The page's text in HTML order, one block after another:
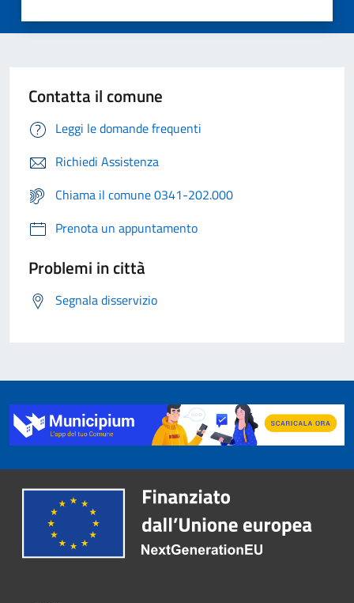
Contatta il comune
Leggi le domande frequenti
Richiedi Assistenza
Chiama il comune 0341-202.000
Prenota un appuntamento
Problemi in città
Segnala disservizio